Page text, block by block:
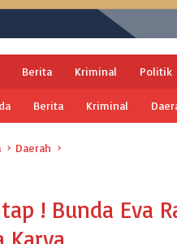
Berita Kriminal Politik
Berita Kriminal
Daerah
! Bunda Eva